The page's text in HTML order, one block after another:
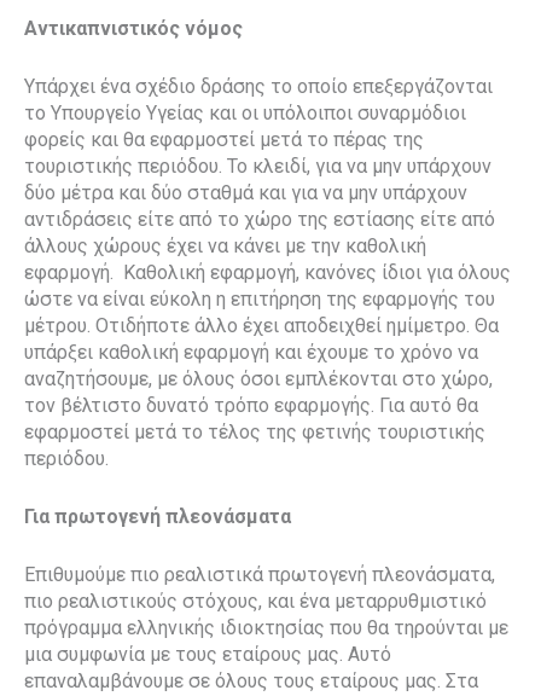
Αντικαπνιστικός νόμος
Υπάρχει ένα σχέδιο δράσης το οποίο επεξεργάζονται
το Υπουργείο Υγείας και οι υπόλοιποι συναρμόδιοι
φορείς και θα εφαρμοστεί μετά το πέρας της
τουριστικής περιόδου. Το κλειδί, για να μην υπάρχουν
δύο μέτρα και δύο σταθμά και για να μην υπάρχουν
αντιδράσεις είτε από το χώρο της εστίασης είτε από
άλλους χώρους έχει να κάνει με την καθολική
εφαρμογή. Καθολική εφαρμογή, κανόνες ίδιοι για όλους
ώστε να είναι εύκολη η επιτήρηση της εφαρμογής του
μέτρου. Οτιδήποτε άλλο έχει αποδειχθεί ημίμετρο. Θα
υπάρξει καθολική εφαρμογή και έχουμε το χρόνο να
αναζητήσουμε, με όλους όσοι εμπλέκονται στο χώρο,
τον βέλτιστο δυνατό τρόπο εφαρμογής. Για αυτό θα
εφαρμοστεί μετά το τέλος της φετινής τουριστικής
περιόδου.
Για πρωτογενή πλεονάσματα
Επιθυμούμε πιο ρεαλιστικά πρωτογενή πλεονάσματα,
πιο ρεαλιστικούς στόχους, και ένα μεταρρυθμιστικό
πρόγραμμα ελληνικής ιδιοκτησίας που θα τηρούνται με
μια συμφωνία με τους εταίρους μας. Αυτό
επαναλαμβάνουμε σε όλους τους εταίρους μας. Στα